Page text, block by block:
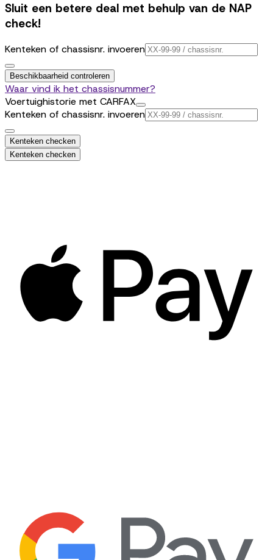
Sluit een betere deal met behulp van de NAP
check!
Kenteken of chassisnr. invoeren
Beschikbaarheid controleren
Waar vind ik het chassisnummer?
Voertuighistorie met CARFAX
Kenteken of chassisnr. invoeren
Kenteken checken
Kenteken checken